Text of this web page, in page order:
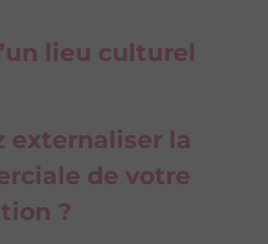
lieu culturel
externaliser la
de votre
?